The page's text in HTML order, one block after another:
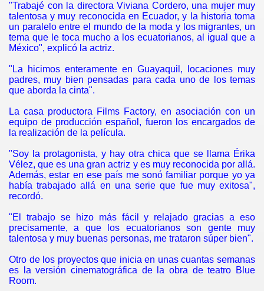
"Trabajé con la directora Viviana Cordero, una mujer muy
talentosa y muy reconocida en Ecuador, y la historia toma
un paralelo entre el mundo de la moda y los migrantes, un
tema que le toca mucho a los ecuatorianos, al igual que a
México", explicó la actriz.
"La hicimos enteramente en Guayaquil, locaciones muy
padres, muy bien pensadas para cada uno de los temas
que aborda la cinta".
La casa productora Films Factory, en asociación con un
equipo de producción español, fueron los encargados de
la realización de la película.
"Soy la protagonista, y hay otra chica que se llama Érika
Vélez, que es una gran actriz y es muy reconocida por allá.
Además, estar en ese país me sonó familiar porque yo ya
había trabajado allá en una serie que fue muy exitosa",
recordó.
"El trabajo se hizo más fácil y relajado gracias a eso
precisamente, a que los ecuatorianos son gente muy
talentosa y muy buenas personas, me trataron súper bien".
Otro de los proyectos que inicia en unas cuantas semanas
es la versión cinematográfica de la obra de teatro Blue
Room.
al cine
en la tv argentina
del Amor